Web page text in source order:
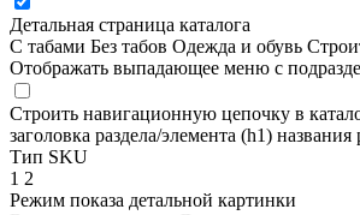
Детальная страница каталога
С табами Без табов Одежда и обувь
Отображать выпадающее меню с
Строить навигационную цепочку в
заголовка раздела/элемента (h1) названия
Тип SKU
1 2
Режим показа детальной картинки